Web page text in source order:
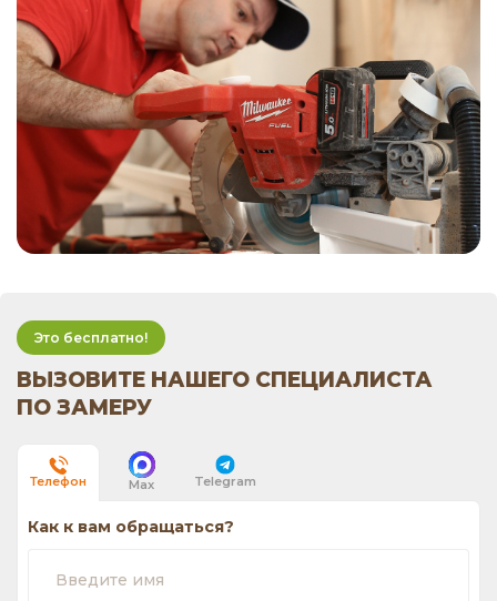
Это бесплатно!
ВЫЗОВИТЕ НАШЕГО СПЕЦИАЛИСТА
ПО ЗАМЕРУ
Телефон Max Telegram
Как к вам обращаться?